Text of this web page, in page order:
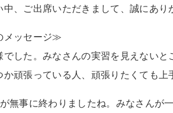
、ご出席いただきまして、誠にあり
メッセージ≫
した。みなさんの実習を見えない
頑張っている人、頑張りたくても
無事に終わりましたね。みなさんが